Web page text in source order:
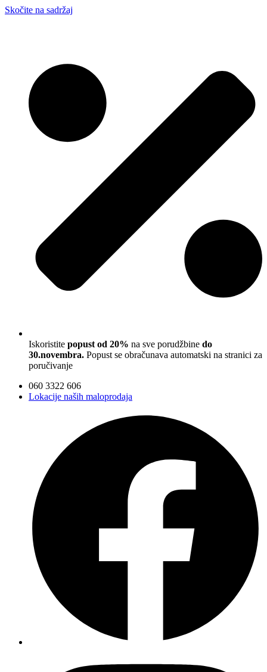
Skočite na sadržaj
Iskoristite popust od 20% na sve porudžbine do
30.novembra. Popust se obračunava automatski na stranici za
poručivanje
060 3322 606
Lokacije naših maloprodaja